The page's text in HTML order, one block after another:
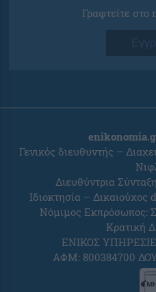
Γραφτείτε
Γενικός διευθυντής –
Διευθύντρια
Ιδιοκτησία –
Νόμιμος Εκπρόσωπος:
Κρατική
ΕΝΙΚΟΣ
ΑΦΜ: 800384700